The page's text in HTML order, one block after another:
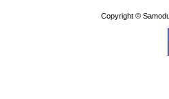
Copyright ©